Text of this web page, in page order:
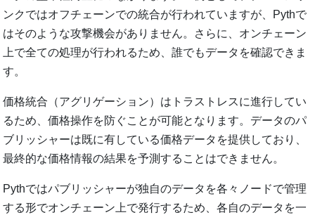
ンクではオフチェーンでの統合が行われていますが、Pythで
はそのような攻撃機会がありません。さらに、オンチェーン
上で全ての処理が行われるため、誰でもデータを確認できま
す。
価格統合（アグリゲーション）はトラストレスに進行してい
るため、価格操作を防ぐことが可能となります。データのパ
ブリッシャーは既に有している価格データを提供しており、
最終的な価格情報の結果を予測することはできません。
Pythではパブリッシャーが独自のデータを各々ノードで管理
する形でオンチェーン上で発行するため、各自のデータを一